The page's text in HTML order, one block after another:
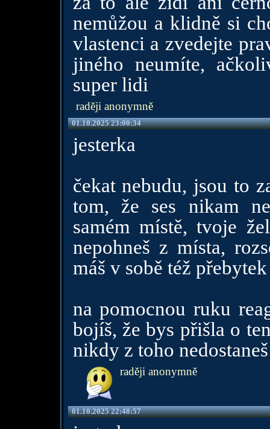
nemůžou a klidně si
vlastenci a zvedejte
jiného neumíte,
super lidi
raději anonymně
01.10.2025 23:00:34
jesterka
čekat nebudu, jsou to
tom, že ses nikam
samém místě, tvoje
nepohneš z místa,
máš v sobě též přebytek
na pomocnou ruku
bojíš, že bys přišla o
nikdy z toho nedostaneš
raději anonymně
01.10.2025 22:48:57